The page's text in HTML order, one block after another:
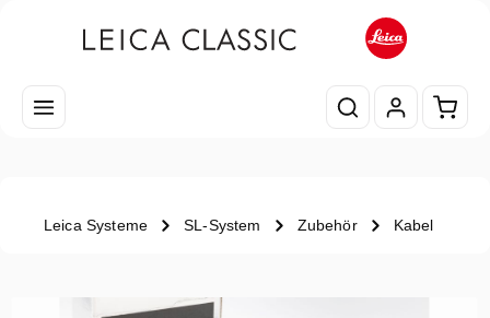
Leica Systeme SL-System Zubehör Kabel
Bildergalerie überspringen